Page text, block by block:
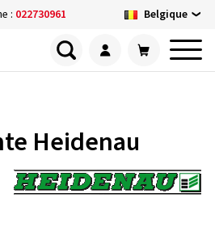
: 022730961 Belgique
Heidenau